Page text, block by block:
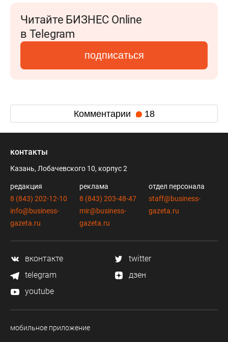
Читайте БИЗНЕС Online
в Telegram
подписаться
Комментарии 18
контакты
Казань, Лобачевского 10, корпус 2
редакция
8 (843) 202-12-10
info@business-
gazeta.ru
реклама
8 (843) 203-48-47
mir@business-
gazeta.ru
отдел персонала
staff@business-
gazeta.ru
вконтакте
twitter
telegram
дзен
youtube
мобильное приложение